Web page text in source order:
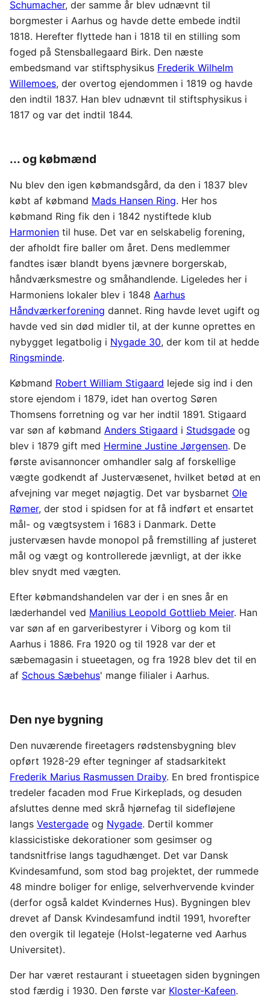
Schumacher, der samme år blev udnævnt til
borgmester i Aarhus og havde dette embede indtil
1818. Herefter flyttede han i 1818 til en stilling som
foged på Stensballegaard Birk. Den næste
embedsmand var stiftsphysikus Frederik Wilhelm
Willemoes, der overtog ejendommen i 1819 og havde
den indtil 1837. Han blev udnævnt til stiftsphysikus i
1817 og var det indtil 1844.
... og købmænd
Nu blev den igen købmandsgård, da den i 1837 blev
købt af købmand Mads Hansen Ring. Her hos
købmand Ring fik den i 1842 nystiftede klub
Harmonien til huse. Det var en selskabelig forening,
der afholdt fire baller om året. Dens medlemmer
fandtes især blandt byens jævnere borgerskab,
håndværksmestre og småhandlende. Ligeledes her i
Harmoniens lokaler blev i 1848 Aarhus
Håndværkerforening dannet. Ring havde levet ugift og
havde ved sin død midler til, at der kunne oprettes en
nybygget legatbolig i Nygade 30, der kom til at hedde
Ringsminde.
Købmand Robert William Stigaard lejede sig ind i den
store ejendom i 1879, idet han overtog Søren
Thomsens forretning og var her indtil 1891. Stigaard
var søn af købmand Anders Stigaard i Studsgade og
blev i 1879 gift med Hermine Justine Jørgensen. De
første avisannoncer omhandler salg af forskellige
vægte godkendt af Justervæsenet, hvilket betød at en
afvejning var meget nøjagtig. Det var bysbarnet Ole
Rømer, der stod i spidsen for at få indført et ensartet
mål- og vægtsystem i 1683 i Danmark. Dette
justervæsen havde monopol på fremstilling af justeret
mål og vægt og kontrollerede jævnligt, at der ikke
blev snydt med vægten.
Efter købmandshandelen var der i en snes år en
læderhandel ved Manilius Leopold Gottlieb Meier. Han
var søn af en garveribestyrer i Viborg og kom til
Aarhus i 1886. Fra 1920 og til 1928 var der et
sæbemagasin i stueetagen, og fra 1928 blev det til en
af Schous Sæbehus' mange filialer i Aarhus.
Den nye bygning
Den nuværende fireetagers rødstensbygning blev
opført 1928-29 efter tegninger af stadsarkitekt
Frederik Marius Rasmussen Draiby. En bred frontispice
tredeler facaden mod Frue Kirkeplads, og desuden
afsluttes denne med skrå hjørnefag til sidefløjene
langs Vestergade og Nygade. Dertil kommer
klassicistiske dekorationer som gesimser og
tandsnitfrise langs tagudhænget. Det var Dansk
Kvindesamfund, som stod bag projektet, der rummede
48 mindre boliger for enlige, selverhvervende kvinder
(derfor også kaldet Kvindernes Hus). Bygningen blev
drevet af Dansk Kvindesamfund indtil 1991, hvorefter
den overgik til legateje (Holst-legaterne ved Aarhus
Universitet).
Der har været restaurant i stueetagen siden bygningen
stod færdig i 1930. Den første var Kloster-Kafeen.